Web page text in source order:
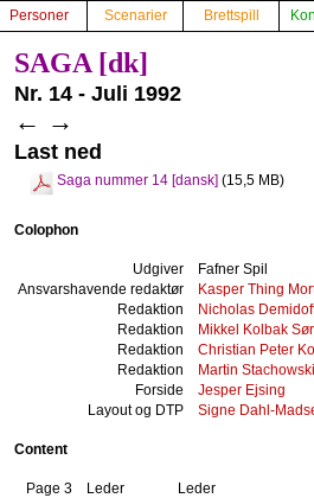
Personer Scenarier Brettspill
SAGA [dk]
Nr. 14 - Juli 1992
← →
Last ned
Saga nummer 14 [dansk] (15,5 MB)
Colophon
Udgiver
Fafner Spil
Ansvarshavende redaktør
Kasper Thing
Redaktion
Nicholas
Redaktion
Mikkel Kolbak
Redaktion
Christian Peter
Redaktion
Martin
Forside
Jesper Ejsing
Layout og DTP
Signe Dahl-
Content
Page 3 Leder Leder